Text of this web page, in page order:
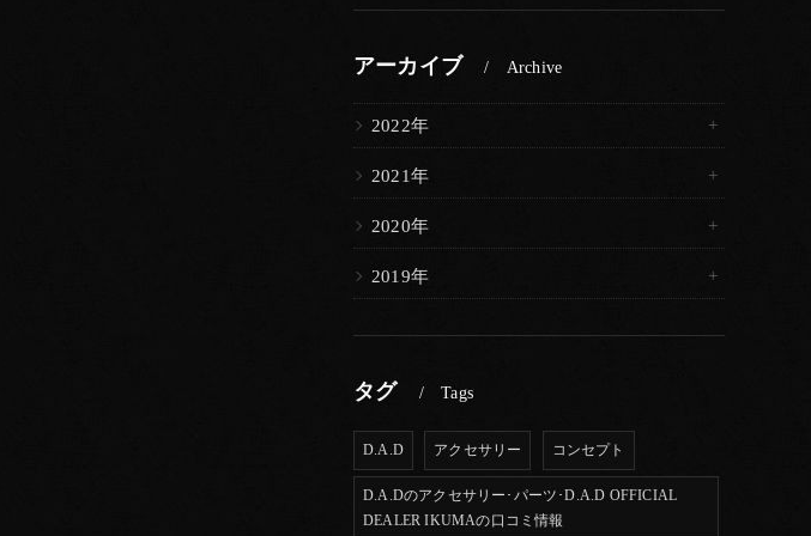
アーカイブ Archive
2022年
2021年
2020年
2019年
タグ Tags
D.A.D アクセサリー コンセプト
D.A.Dのアクセサリー･パーツ･D.A.D OFFICIAL
DEALER IKUMAの口コミ情報